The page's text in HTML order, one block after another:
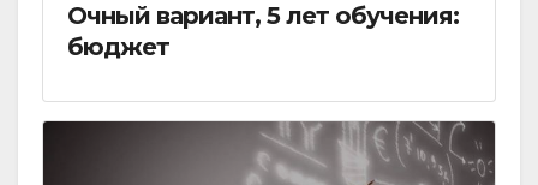
Очный вариант, 5 лет обучения:
бюджет